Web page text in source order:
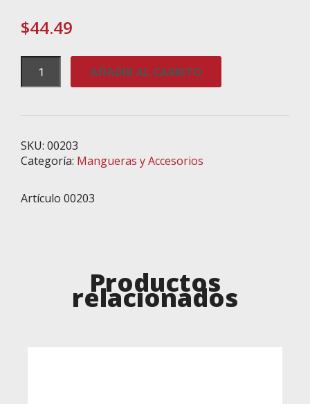
$44.49
Hembra,
AÑADIR AL CARRITO
SKU: 00203
Categoría: Mangueras y Accesorios
Artículo 00203
Productos
relacionados